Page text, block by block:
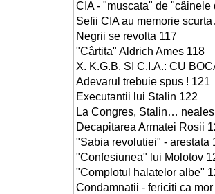
CIA - "muscata" de
Sefii CIA au memorie
Negrii se revolta 117
"Cârtita" Aldrich Ames 118
X. K.G.B. SI C.I.A.: CU
Adevarul trebuie spus ! 121
Executantii lui Stalin 122
La Congres, Stalin…
Decapitarea Armatei Rosii
"Sabia revolutiei" - arestata
"Confesiunea" lui Molotov
"Complotul halatelor albe"
Condamnatii - fericiti ca mor